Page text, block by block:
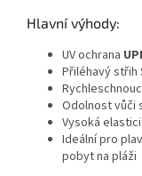
Hlavní výhody:
UV ochrana
Přiléhavý střih
Odolnost vůči
Vysoká
Ideální pro
pobyt na pláži